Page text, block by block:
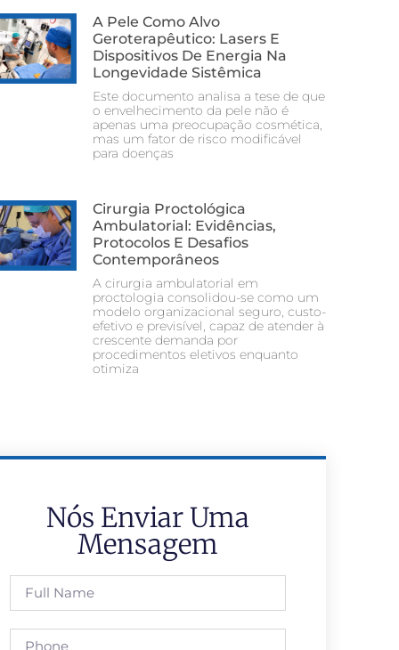
A Pele Como Alvo
Geroterapêutico: Lasers E
Dispositivos De Energia Na
Longevidade Sistêmica
Este documento analisa a tese de que
o envelhecimento da pele não é
apenas uma preocupação cosmética,
mas um fator de risco modificável
para doenças
Cirurgia Proctológica
Ambulatorial: Evidências,
Protocolos E Desafios
Contemporâneos
A cirurgia ambulatorial em
proctologia consolidou-se como um
modelo organizacional seguro, custo-
efetivo e previsível, capaz de atender à
crescente demanda por
procedimentos eletivos enquanto
otimiza
Nós Enviar Uma
Mensagem